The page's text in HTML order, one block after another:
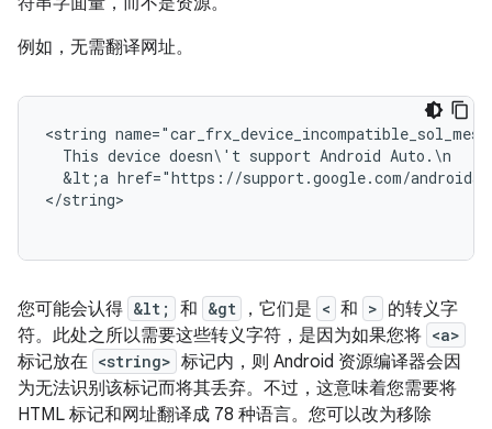
例如，无需翻译网址。
<string
This device doesn\'t support Android
&lt;a href="https://support.google.com/
</string>
您可能会认得 &lt; 和 &gt ，它们是 < 和 > 的转义字
符。此处之所以需要这些转义字符，是因为如果您将 <a>
标记放在 <string> 标记内，则 Android 资源编译器会因
为无法识别该标记而将其丢弃。不过，这意味着您需要将
HTML 标记和网址翻译成 78 种语言。您可以改为移除